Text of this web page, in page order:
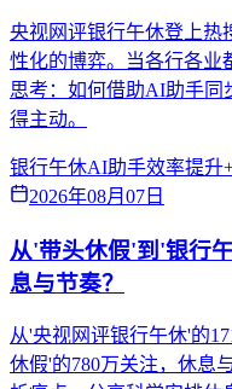
央视网评银行午休登上热
性化的博弈。当各行各业
思考：如何借助AI助手同
得主动。
银行午休AI助手效率提升
2026年08月07日
从'带头休假'到'银行
息与节奏？
从'央视网评银行午休'的
休假'的780万关注，休息